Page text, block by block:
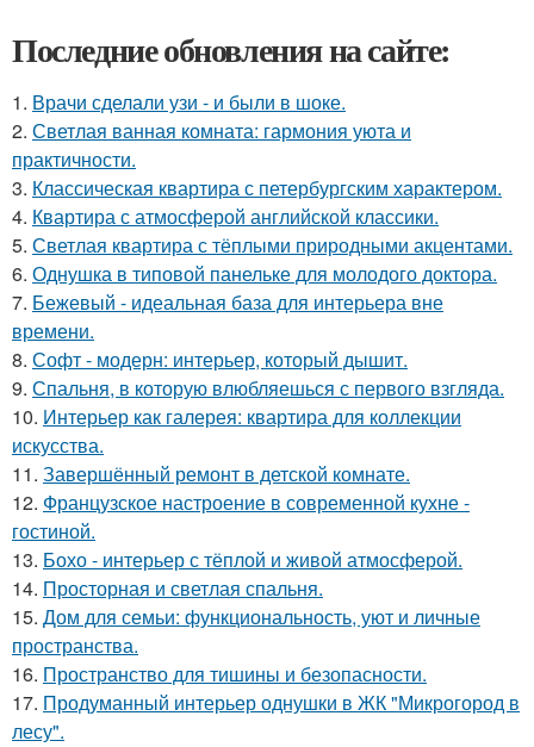
Последние обновления на сайте:
1. Врачи сделали узи - и были в шоке.
2. Светлая ванная комната: гармония уюта и
практичности.
3. Классическая квартира с петербургским характером.
4. Квартира с атмосферой английской классики.
5. Светлая квартира с тёплыми природными акцентами.
6. Однушка в типовой панельке для молодого доктора.
7. Бежевый - идеальная база для интерьера вне
времени.
8. Софт - модерн: интерьер, который дышит.
9. Спальня, в которую влюбляешься с первого взгляда.
10. Интерьер как галерея: квартира для коллекции
искусства.
11. Завершённый ремонт в детской комнате.
12. Французское настроение в современной кухне -
гостиной.
13. Бохо - интерьер с тёплой и живой атмосферой.
14. Просторная и светлая спальня.
15. Дом для семьи: функциональность, уют и личные
пространства.
16. Пространство для тишины и безопасности.
17. Продуманный интерьер однушки в ЖК "Микрогород в
лесу".